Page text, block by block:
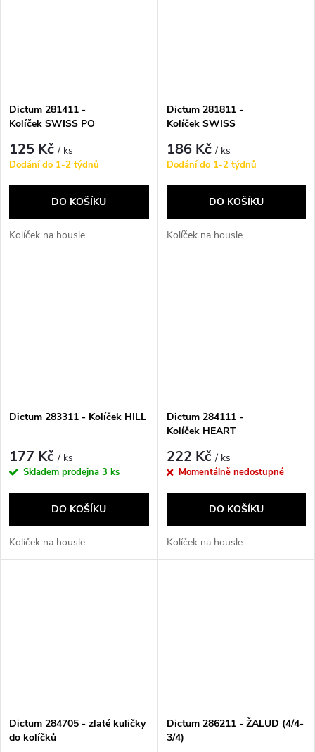
Dictum 281411 -
Kolíček SWISS PO
125 Kč/ ks
Dodání do 1-2 týdnů
DO KOŠÍKU
Kolíček na housle
Dictum 281811 -
Kolíček SWISS
186 Kč/ ks
Dodání do 1-2 týdnů
DO KOŠÍKU
Kolíček na housle
Dictum 283311 - Kolíček HILL
177 Kč/ ks
Skladem prodejna 3 ks
DO KOŠÍKU
Kolíček na housle
Dictum 284111 -
Kolíček HEART
222 Kč/ ks
Momentálně nedostupné
DO KOŠÍKU
Kolíček na housle
Dictum 284705 - zlaté kuličky
do kolíčků
Dictum 286211 - ŽALUD (4/4-
3/4)